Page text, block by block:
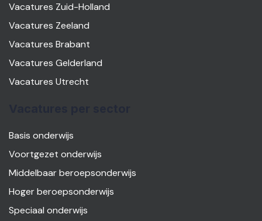
Vacatures Zuid-Holland
Vacatures Zeeland
Vacatures Brabant
Vacatures Gelderland
Vacatures Utrecht
Basis onderwijs
Voortgezet onderwijs
Middelbaar beroepsonderwijs
Hoger beroepsonderwijs
Speciaal onderwijs